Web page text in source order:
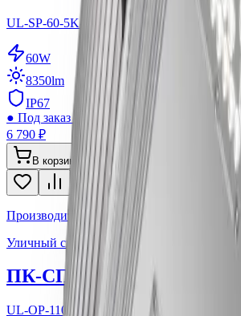
UL-SP-60-5K-155
60W
8350lm
IP67
● Под заказ ~3-5 дней
6 790 ₽
В корзину
Производитель: ООО ПК Спектр
Уличный светодиодный светильник
ПК-СПЕКТР ОПТИМА 110
UL-OP-110-5K-155